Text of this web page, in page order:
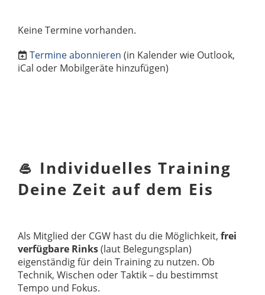
Keine Termine vorhanden.
Termine abonnieren (in Kalender wie Outlook,
iCal oder Mobilgeräte hinzufügen)
🥌 Individuelles Training
Deine Zeit auf dem Eis
Als Mitglied der CGW hast du die Möglichkeit, frei
verfügbare Rinks(laut Belegungsplan)
eigenständig für dein Training zu nutzen. Ob
Technik, Wischen oder Taktik – du bestimmst
Tempo und Fokus.